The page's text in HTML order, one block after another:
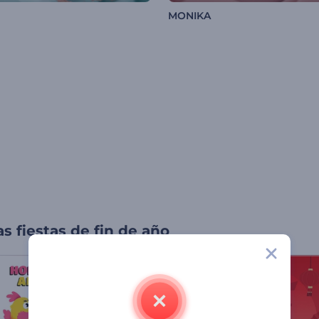
MONIKA
fiestas de fin de año